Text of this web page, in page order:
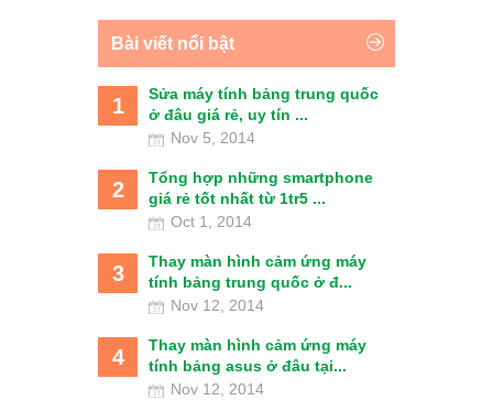
Bài viết nổi bật
1
Sửa máy tính bảng trung quốc
ở đâu giá rẻ, uy tín ...
Nov 5, 2014
2
Tổng hợp những smartphone
giá rẻ tốt nhất từ 1tr5 ...
Oct 1, 2014
3
Thay màn hình cảm ứng máy
tính bảng trung quốc ở đ...
Nov 12, 2014
4
Thay màn hình cảm ứng máy
tính bảng asus ở đâu tại...
Nov 12, 2014